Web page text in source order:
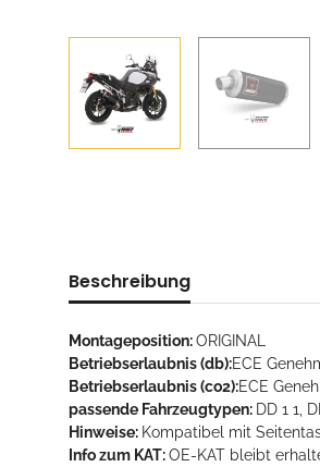
Beschreibung
Montageposition:ORIGINAL
Betriebserlaubnis (db):ECE
Betriebserlaubnis (co2):ECE
passende Fahrzeugtypen: DD 1 1,
Hinweise: Kompatibel mit
Info zum KAT:OE-KAT bleibt